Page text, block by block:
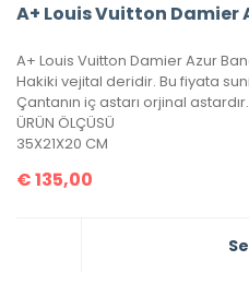
Hakiki vejital deridir. Bu fiyata
ÜRÜN ÖLÇÜSÜ
35X21X20 CM
€135,00